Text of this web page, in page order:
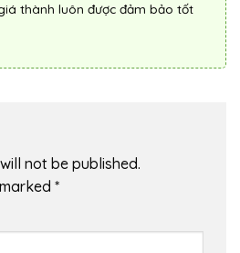
thành luôn được đảm bảo tốt
not be published.
*